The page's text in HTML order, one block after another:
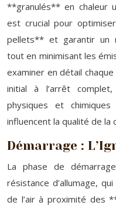
**granulés** en chaleur
est crucial pour
pellets** et garantir un
tout en minimisant les
examiner en détail
initial à l’arrêt
physiques et
influencent la qualité de la
Démarrage :
La phase de
résistance d’allumage,
de l’air à proximité des